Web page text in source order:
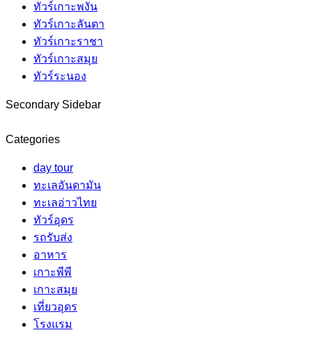
ทัวร์เกาะพงัน
ทัวร์เกาะลันตา
ทัวร์เกาะราชา
ทัวร์เกาะสมุย
ทัวร์ระนอง
Secondary Sidebar
Categories
day tour
ทะเลอันดามัน
ทะเลอ่าวไทย
ทัวร์อุดร
รถรับส่ง
อาหาร
เกาะพีพี
เกาะสมุย
เที่ยวอุดร
โรงแรม